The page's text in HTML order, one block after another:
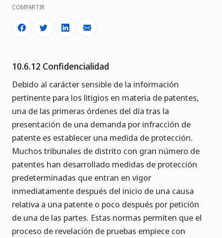
COMPARTIR
10.6.12 Confidencialidad
Debido al carácter sensible de la información
pertinente para los litigios en materia de patentes,
una de las primeras órdenes del día tras la
presentación de una demanda por infracción de
patente es establecer una medida de protección.
Muchos tribunales de distrito con gran número de
patentes han desarrollado medidas de protección
predeterminadas que entran en vigor
inmediatamente después del inicio de una causa
relativa a una patente o poco después por petición
de una de las partes. Estas normas permiten que el
proceso de revelación de pruebas empiece con